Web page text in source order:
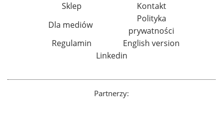
Sklep
Kontakt
Dla mediów
Polityka
prywatności
Regulamin
English version
Linkedin
Partnerzy: